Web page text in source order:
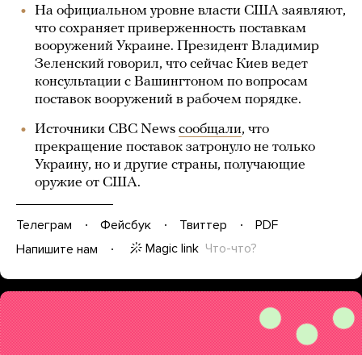
На официальном уровне власти США заявляют,
что сохраняет приверженность поставкам
вооружений Украине. Президент Владимир
Зеленский говорил, что сейчас Киев ведет
консультации с Вашингтоном по вопросам
поставок вооружений в рабочем порядке.
Источники CBC News сообщали, что
прекращение поставок затронуло не только
Украину, но и другие страны, получающие
оружие от США.
Телеграм Фейсбук Твиттер
PDF
Напишите нам
Magic link Что-что?